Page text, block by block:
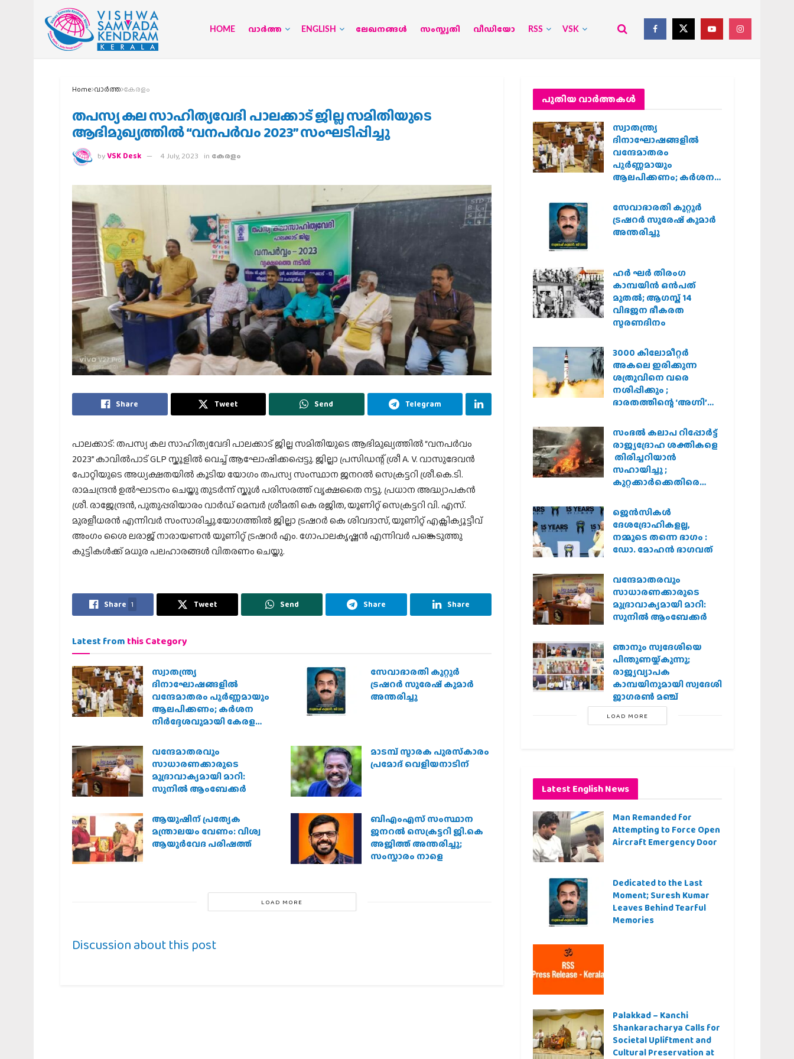
HOME വാര്‍ത്ത ENGLISH ലേഖനങ്ങള്‍ സംസ്കൃതി വീഡിയോ RSS VSK
Home വാര്‍ത്ത കേരളം
തപസ്യ കല സാഹിത്യവേദി പാലക്കാട്‌ ജില്ല സമിതിയുടെ
ആഭിമുഖ്യത്തിൽ “വനപർവം 2023” സംഘടിപ്പിച്ചു
byVSK Desk 4 July, 2023 in കേരളം
Share Tweet Send Telegram
പാലക്കാട്‌: തപസ്യ കല സാഹിത്യവേദി പാലക്കാട്‌ ജില്ല സമിതിയുടെ ആഭിമുഖ്യത്തിൽ “വനപർവം
2023” കാവിൽപാട് GLP സ്കൂളിൽ വെച്ച് ആഘോഷിക്കപ്പെട്ടു. ജില്ലാ പ്രസിഡന്റ് ശ്രീ A. V. വാസുദേവൻ
പോറ്റിയുടെ അധ്യക്ഷതയിൽ കൂടിയ യോഗം തപസ്യ സംസ്ഥാന ജനറൽ സെക്രട്ടറി ശ്രീ.കെ.ടി.
രാമചന്ദ്രൻ ഉൽഘാടനം ചെയ്തു തുടർന്ന് സ്കൂൾ പരിസരത്ത് വൃക്ഷതൈ നട്ടു. പ്രധാന അദ്ധ്യാപകൻ
ശ്രീ. രാജേന്ദ്രൻ, പുതുപ്പരിയാരം വാർഡ് മെമ്പർ ശ്രീമതി കെ രജിത, യൂണിറ്റ് സെക്രട്ടറി വി. എസ്.
മുരളീധരൻ എന്നിവർ സംസാരിച്ചു.യോഗത്തിൽ ജില്ലാ ട്രഷറർ കെ ശിവദാസ്, യൂണിറ്റ് എക്സിക്യൂട്ടീവ്
അംഗം ശൈ ലരാജ് നാരായണൻ യൂണിറ്റ് ട്രഷറർ എം. ഗോപാലകൃഷ്ണൻ എന്നിവർ പങ്കെടുത്തു
കുട്ടികൾക്ക് മധുര പലഹാരങ്ങൾ വിതരണം ചെയ്തു.
Share 1 Tweet Send Share Share
Latest from this Category
സ്വാതന്ത്ര്യ
ദിനാഘോഷങ്ങളിൽ
വന്ദേമാതരം പൂർണ്ണമായും
ആലപിക്കണം; കർശന
നിർദ്ദേശവുമായി കേരള
സേവാഭാരതി കുറ്റൂർ
ട്രഷറർ സുരേഷ് കുമാർ
അന്തരിച്ചു
വന്ദേമാതരവും
സാധാരണക്കാരുടെ
മുദ്രാവാക്യമായി മാറി:
സുനിൽ ആംബേക്കർ
മാടമ്പ് സ്മാരക പുരസ്‌കാരം
പ്രമോദ് വെളിയനാടിന്
ആയുഷിന് പ്രത്യേക
മന്ത്രാലയം വേണം: വിശ്വ
ആയുര്‍വേദ പരിഷത്ത്
ബിഎംഎസ് സംസ്ഥാന
ജനറൽ സെക്രട്ടറി ജി.കെ
അജിത്ത് അന്തരിച്ചു;
സംസ്കാരം നാളെ
LOAD MORE
Discussion about this post
പുതിയ വാര്‍ത്തകള്‍
സ്വാതന്ത്ര്യ
ദിനാഘോഷങ്ങളിൽ
വന്ദേമാതരം
പൂർണ്ണമായും
ആലപിക്കണം; കർശന
സർക്കാർ
സേവാഭാരതി കുറ്റൂർ
ട്രഷറർ സുരേഷ് കുമാർ
അന്തരിച്ചു
ഹര്‍ ഘര്‍ തിരംഗ
കാമ്പയിന്‍ ഒന്‍പത്
മുതല്‍; ആഗസ്ത് 14
വിഭജന ഭീകരത
സ്മരണദിനം
3000 കിലോമീറ്റർ
അകലെ ഇരിക്കുന്ന
ശത്രുവിനെ വരെ
നശിപ്പിക്കും ;
ഭാരതത്തിന്റെ ‘അഗ്നി’
സംഭൽ കലാപ റിപ്പോർട്ട്
രാജ്യദ്രോഹ ശക്തികളെ
തിരിച്ചറിയാൻ
സഹായിച്ചു ;
കുറ്റക്കാർക്കെതിരെ
വേണമെന്ന് വിശ്വഹിന്ദു
പരിഷത്ത്
ജെന്‍സികള്‍
ദേശദ്രോഹികളല്ല,
നമ്മുടെ തന്നെ ഭാഗം :
ഡോ. മോഹന്‍ ഭാഗവത്
വന്ദേമാതരവും
സാധാരണക്കാരുടെ
മുദ്രാവാക്യമായി മാറി:
സുനിൽ ആംബേക്കർ
ഞാനും സ്വദേശിയെ
പിന്തുണയ്ക്കുന്നു;
രാജ്യവ്യാപക
കാമ്പയിനുമായി സ്വദേശി
ജാഗരണ്‍ മഞ്ച്
LOAD MORE
Latest English News
Man Remanded for
Attempting to Force Open
Aircraft Emergency Door
Dedicated to the Last
Moment; Suresh Kumar
Leaves Behind Tearful
Memories
Palakkad – Kanchi
Shankaracharya Calls for
Societal Upliftment and
Cultural Preservation at